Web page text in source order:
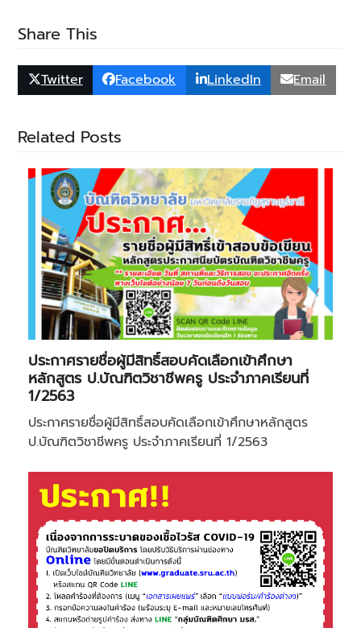
Share This
Twitter Facebook LinkedIn Email
Related Posts
ประกาศรายชื่อผู้มีสิทธิ์สอบคัดเลือกเข้าศึกษา
หลักสูตร ป.บัณฑิตวิชาชีพครู ประจำภาคเรียนที่
1/2563
ประกาศรายชื่อผู้มีสิทธิ์สอบคัดเลือกเข้าศึกษาหลักสูตร
ป.บัณฑิตวิชาชีพครู ประจำภาคเรียนที่ 1/2563